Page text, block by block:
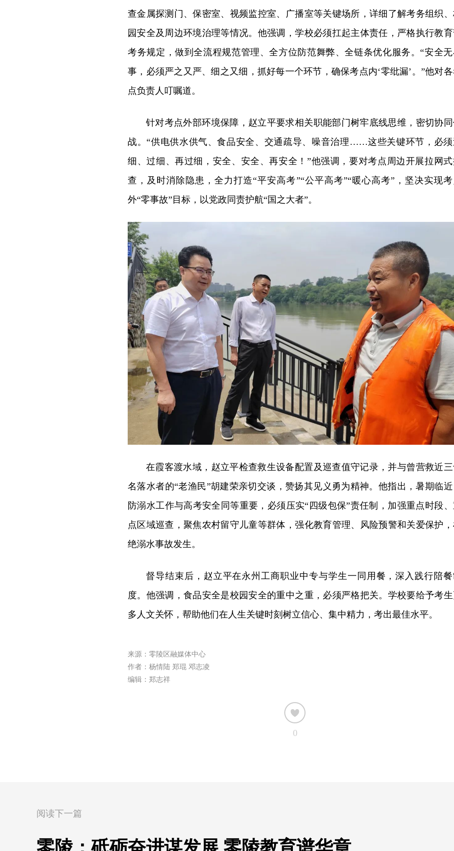
查金属探测门、保密室、视频监控室、广播室等关键场所，详细了解考务组织
园安全及周边环境治理等情况。他强调，学校必须扛起主体责任，严格执行教
考务规定，做到全流程规范管理、全方位防范舞弊、全链条优化服务。“安全
事，必须严之又严、细之又细，抓好每一个环节，确保考点内‘零纰漏’。”他对
点负责人叮嘱道。
针对考点外部环境保障，赵立平要求相关职能部门树牢底线思维，密切协
战。“供电供水供气、食品安全、交通疏导、噪音治理……这些关键环节，必
细、过细、再过细，安全、安全、再安全！”他强调，要对考点周边开展拉网
查，及时消除隐患，全力打造“平安高考”“公平高考”“暖心高考”，坚决实现
外“零事故”目标，以党政同责护航“国之大者”。
在霞客渡水域，赵立平检查救生设备配置及巡查值守记录，并与曾营救近
名落水者的“老渔民”胡建荣亲切交谈，赞扬其见义勇为精神。他指出，暑期临
防溺水工作与高考安全同等重要，必须压实“四级包保”责任制，加强重点时段
点区域巡查，聚焦农村留守儿童等群体，强化教育管理、风险预警和关爱保护
绝溺水事故发生。
督导结束后，赵立平在永州工商职业中专与学生一同用餐，深入践行陪
度。他强调，食品安全是校园安全的重中之重，必须严格把关。学校要给予考
多人文关怀，帮助他们在人生关键时刻树立信心、集中精力，考出最佳水平。
来源：零陵区融媒体中心
作者：杨情陆 郑琨 邓志凌
编辑：郑志祥
0
阅读下一篇